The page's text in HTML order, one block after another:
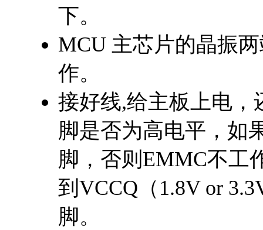
下。
MCU 主芯片的晶振
作。
接好线,给主板上电，
脚是否为高电平，如
脚，否则EMMC不工
到VCCQ（1.8V or
脚。